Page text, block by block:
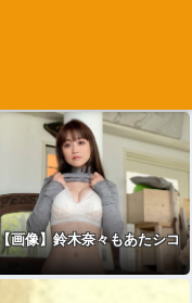
【画像】鈴木奈々もあたシコ